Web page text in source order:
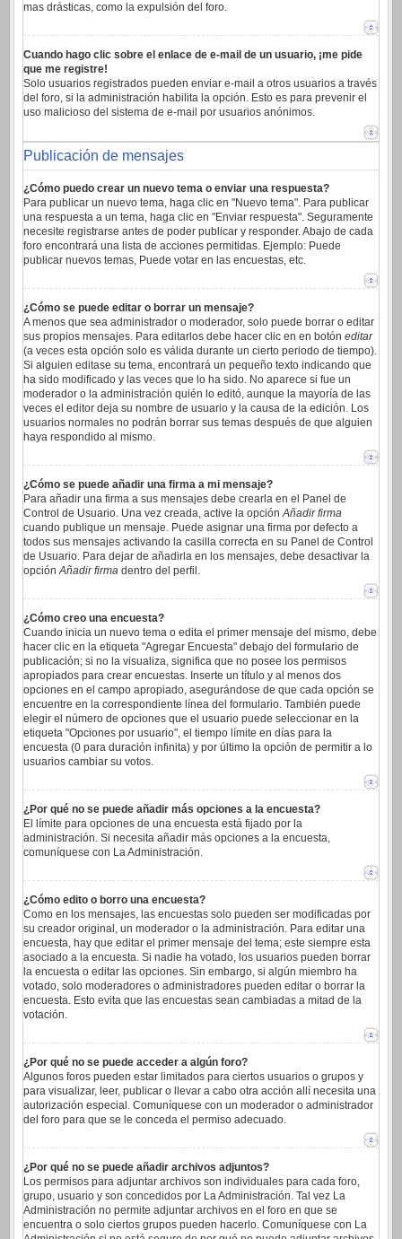
mas drásticas, como la expulsión del foro.
Cuando hago clic sobre el enlace de e-mail de un usuario, ¡me pide
que me registre!
Solo usuarios registrados pueden enviar e-mail a otros usuarios a través
del foro, si la administración habilita la opción. Esto es para prevenir el
uso malicioso del sistema de e-mail por usuarios anónimos.
Publicación de mensajes
¿Cómo puedo crear un nuevo tema o enviar una respuesta?
Para publicar un nuevo tema, haga clic en "Nuevo tema". Para publicar
una respuesta a un tema, haga clic en "Enviar respuesta". Seguramente
necesite registrarse antes de poder publicar y responder. Abajo de cada
foro encontrará una lista de acciones permitidas. Ejemplo: Puede
publicar nuevos temas, Puede votar en las encuestas, etc.
¿Cómo se puede editar o borrar un mensaje?
A menos que sea administrador o moderador, solo puede borrar o editar
sus propios mensajes. Para editarlos debe hacer clic en en botón editar
(a veces esta opción solo es válida durante un cierto periodo de tiempo).
Si alguien editase su tema, encontrará un pequeño texto indicando que
ha sido modificado y las veces que lo ha sido. No aparece si fue un
moderador o la administración quién lo editó, aunque la mayoría de las
veces el editor deja su nombre de usuario y la causa de la edición. Los
usuarios normales no podrán borrar sus temas después de que alguien
haya respondido al mismo.
¿Cómo se puede añadir una firma a mi mensaje?
Para añadir una firma a sus mensajes debe crearla en el Panel de
Control de Usuario. Una vez creada, active la opciónAñadir firma
cuando publique un mensaje. Puede asignar una firma por defecto a
todos sus mensajes activando la casilla correcta en su Panel de Control
de Usuario. Para dejar de añadirla en los mensajes, debe desactivar la
opciónAñadir firma dentro del perfil.
¿Cómo creo una encuesta?
Cuando inicia un nuevo tema o edita el primer mensaje del mismo, debe
hacer clic en la etiqueta "Agregar Encuesta" debajo del formulario de
publicación; si no la visualiza, significa que no posee los permisos
apropiados para crear encuestas. Inserte un título y al menos dos
opciones en el campo apropiado, asegurándose de que cada opción se
encuentre en la correspondiente línea del formulario. También puede
elegir el número de opciones que el usuario puede seleccionar en la
etiqueta "Opciones por usuario", el tiempo límite en días para la
encuesta (0 para duración infinita) y por último la opción de permitir a lo
usuarios cambiar su votos.
¿Por qué no se puede añadir más opciones a la encuesta?
El límite para opciones de una encuesta está fijado por la
administración. Si necesita añadir más opciones a la encuesta,
comuníquese con La Administración.
¿Cómo edito o borro una encuesta?
Como en los mensajes, las encuestas solo pueden ser modificadas por
su creador original, un moderador o la administración. Para editar una
encuesta, hay que editar el primer mensaje del tema; este siempre esta
asociado a la encuesta. Si nadie ha votado, los usuarios pueden borrar
la encuesta o editar las opciones. Sin embargo, si algún miembro ha
votado, solo moderadores o administradores pueden editar o borrar la
encuesta. Esto evita que las encuestas sean cambiadas a mitad de la
votación.
¿Por qué no se puede acceder a algún foro?
Algunos foros pueden estar limitados para ciertos usuarios o grupos y
para visualizar, leer, publicar o llevar a cabo otra acción allí necesita una
autorización especial. Comuníquese con un moderador o administrador
del foro para que se le conceda el permiso adecuado.
¿Por qué no se puede añadir archivos adjuntos?
Los permisos para adjuntar archivos son individuales para cada foro,
grupo, usuario y son concedidos por La Administración. Tal vez La
Administración no permite adjuntar archivos en el foro en que se
encuentra o solo ciertos grupos pueden hacerlo. Comuníquese con La